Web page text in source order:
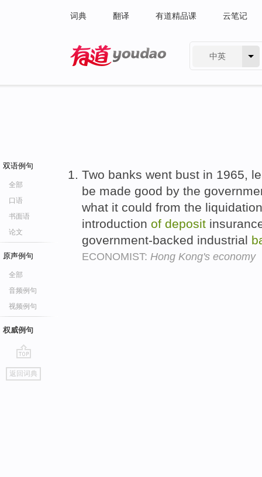
词典 翻译 有道精品课 云笔记
中英
双语例句
全部
口语
书面语
论文
原声例句
全部
音频例句
视频例句
权威例句
go
top
返回词典
Two banks went bust in 1965,
be made good by the
what it could from the
introduction of deposit
government-backed industrial
ECONOMIST: Hong Kong's economy